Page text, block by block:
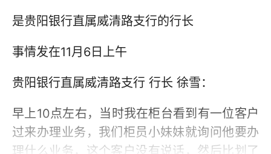
是贵阳银行直属威清路支行的行长
事情发在11月6日上午
贵阳银行直属威清路支行 行长 徐雪：
早上10点左右，当时我在柜台看到有一位客户
过来办理业务，我们柜员小妹妹就询问他要办
理什么业务，这个客户没有说话，然后比划了